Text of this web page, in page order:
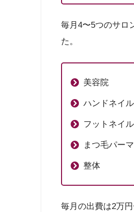
毎月4〜5つのサロ
た。
美容院
ハンドネイル
フットネイル
まつ毛パーマ
整体
毎月の出費は2万